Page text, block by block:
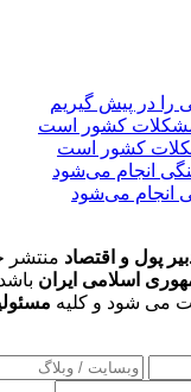
را در پیش گیریم
کشور است
انجام می‌شود
پول و اقتصاد منتشر
اسلامی ایران
می شود و کلیه